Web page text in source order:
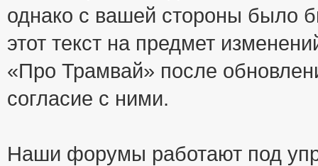
однако с вашей стороны было
этот текст на предмет
«Про Трамвай» после
согласие с ними.
Наши форумы работают под